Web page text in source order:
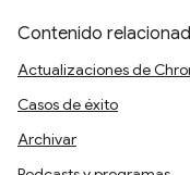
Contenido
Actualizaciones de
Casos de éxito
Archivar